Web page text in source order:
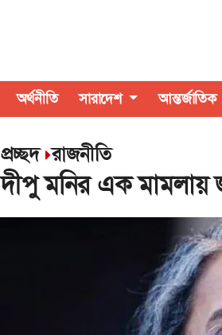
অর্থনীতি সারাদেশ আন্তর্জাতিক
প্রচ্ছদ রাজনীতি
দীপু মনির এক মামলায়